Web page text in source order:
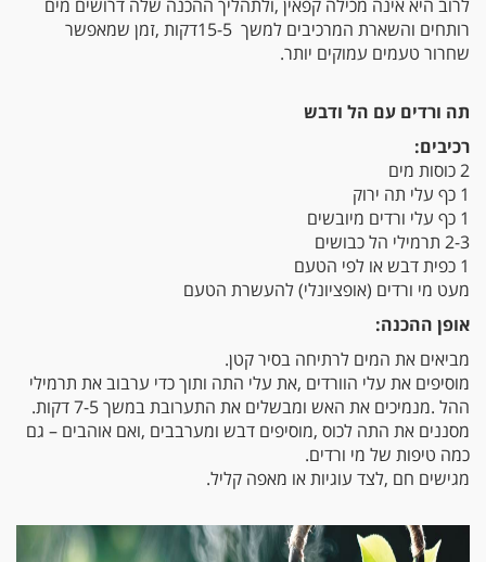
‬שחרור‭ ‬טעמים‭ ‬עמוקים‭ ‬יותר‭.‬
תה‭ ‬ורדים‭ ‬עם‭ ‬הל‭ ‬ודבש
רכיבים‭:‬
2 כוסות מים
1 כף עלי תה ירוק
1 כף עלי ורדים מיובשים
2-3 תרמילי הל כבושים
1 כפית דבש או לפי הטעם
מעט מי ורדים (אופציונלי) להעשרת הטעם
אופן‭ ‬ההכנה‭:‬
מביאים‭ ‬את‭ ‬המים‭ ‬לרתיחה‭ ‬בסיר‭ ‬קטן‭.‬
‬ההל‭. ‬מנמיכים‭ ‬את‭ ‬האש‭ ‬ומבשלים‭ ‬את‭ ‬התערובת‭ ‬במשך‭ ‬7‭-‬5‭ ‬דקות‭.‬
‬כמה‭ ‬טיפות‭ ‬של‭ ‬מי‭ ‬ורדים‭.‬
מגישים‭ ‬חם‭, ‬לצד‭ ‬עוגיות‭ ‬או‭ ‬מאפה‭ ‬קליל‭.‬